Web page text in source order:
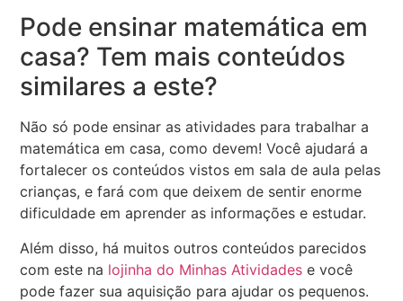
Pode ensinar matemática em
casa? Tem mais conteúdos
similares a este?
Não só pode ensinar as atividades para trabalhar a
matemática em casa, como devem! Você ajudará a
fortalecer os conteúdos vistos em sala de aula pelas
crianças, e fará com que deixem de sentir enorme
dificuldade em aprender as informações e estudar.
Além disso, há muitos outros conteúdos parecidos
com este na lojinha do Minhas Atividades e você
pode fazer sua aquisição para ajudar os pequenos.